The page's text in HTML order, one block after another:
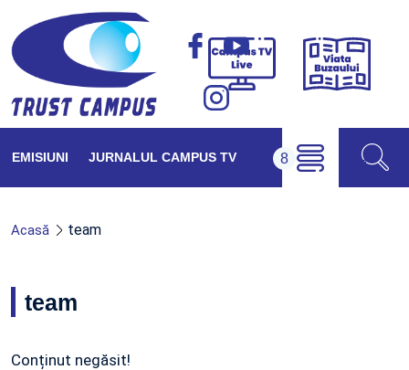
Campus
Viața
EMISIUNI JURNALUL CAMPUS TV
Acasă team
team
Conținut negăsit!